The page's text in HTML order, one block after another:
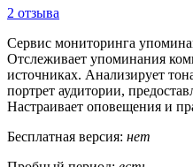
2 отзыва
Сервис мониторинга
Отслеживает упоминания
источниках. Анализирует
портрет аудитории,
Настраивает оповещения и
Бесплатная версия: нет